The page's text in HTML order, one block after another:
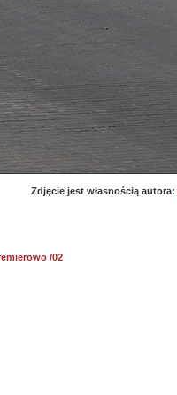
Zdjęcie jest własnością autora:
/02